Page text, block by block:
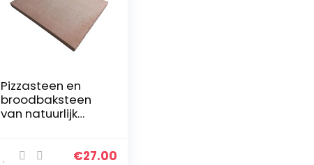
Pizzasteen en
broodbaksteen
van natuurlijk
€27.00